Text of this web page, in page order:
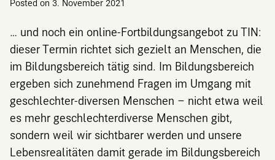
Posted on 3. November 2021
… und noch ein online-Fortbildungsangebot zu TIN:
dieser Termin richtet sich gezielt an Menschen, die
im Bildungsbereich tätig sind. Im Bildungsbereich
ergeben sich zunehmend Fragen im Umgang mit
geschlechter-diversen Menschen – nicht etwa weil
es mehr geschlechterdiverse Menschen gibt,
sondern weil wir sichtbarer werden und unsere
Lebensrealitäten damit gerade im Bildungsbereich